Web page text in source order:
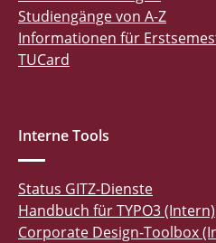
Studiengänge von A-Z
Informationen für
TUCard
Interne Tools
Status GITZ-Dienste
Handbuch für TYPO3 (Intern)
Corporate Design-Toolbox